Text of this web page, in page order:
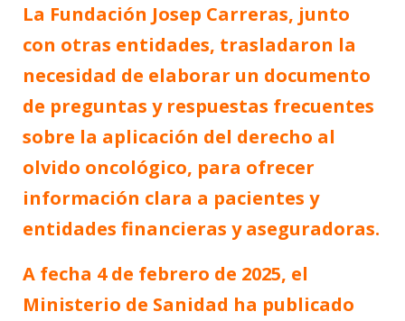
La Fundación Josep Carreras, junto
con otras entidades, trasladaron la
necesidad de elaborar un documento
de preguntas y respuestas frecuentes
sobre la aplicación del derecho al
olvido oncológico, para ofrecer
información clara a pacientes y
entidades financieras y aseguradoras.
A fecha 4 de febrero de 2025, el
Ministerio de Sanidad ha publicado